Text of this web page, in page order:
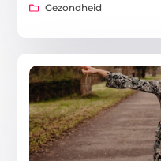
Gezondheid